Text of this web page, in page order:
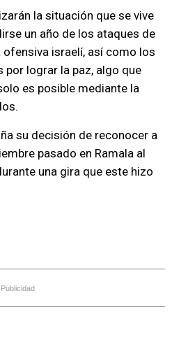
la situación que se vive
un año de los ataques de
israelí, así como los
lograr la paz, algo que
es posible mediante la
su decisión de reconocer a
pasado en Ramala al
una gira que este hizo
Publicidad